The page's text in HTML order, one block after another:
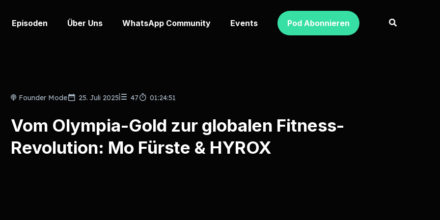
Episoden Über Uns WhatsApp Community Events Pod Abonnieren
Founder Mode 25. Juli 2025 47 01:24:51
Vom Olympia-Gold zur globalen Fitness-
Revolution: Mo Fürste & HYROX